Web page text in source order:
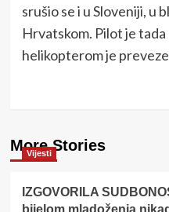
srušio se i u Sloveniji, u
Hrvatskom. Pilot je
helikopterom je
More Stories
Vijesti
IZGOVORILA